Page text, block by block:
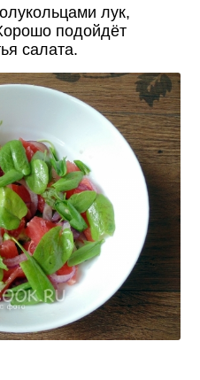
лук,
подойдёт
салата.